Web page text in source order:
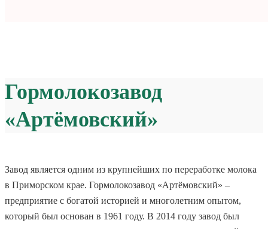
Гормолокозавод
«Артёмовский»
Завод является одним из крупнейших по переработке молока
в Приморском крае. Гормолокозавод «Артёмовский» –
предприятие с богатой историей и многолетним опытом,
который был основан в 1961 году. В 2014 году завод был